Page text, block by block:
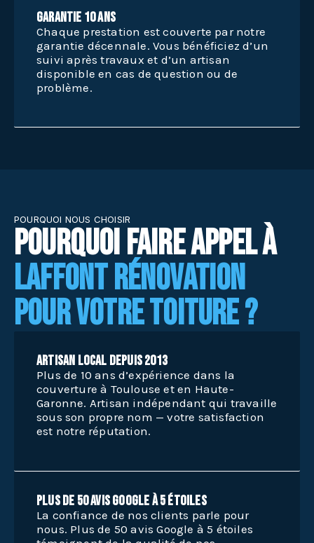
Garantie 10 Ans
Chaque prestation est couverte par notre
garantie décennale. Vous bénéficiez d’un
suivi après travaux et d’un artisan
disponible en cas de question ou de
problème.
POURQUOI NOUS CHOISIR
Pourquoi faire appel à
Laffont Rénovation
pour votre toiture ?
Artisan local depuis 2013
Plus de 10 ans d’expérience dans la
couverture à Toulouse et en Haute-
Garonne. Artisan indépendant qui travaille
sous son propre nom — votre satisfaction
est notre réputation.
Plus de 50 avis Google à 5 étoiles
La confiance de nos clients parle pour
nous. Plus de 50 avis Google à 5 étoiles